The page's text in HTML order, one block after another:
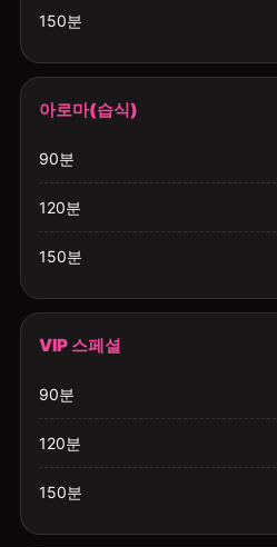
150분
아로마(습식)
90분
120분
150분
VIP 스페셜
90분
120분
150분